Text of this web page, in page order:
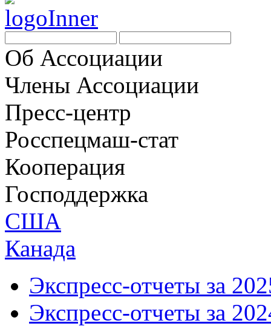
Об Ассоциации
Члены Ассоциации
Пресс-центр
Росспецмаш-стат
Кооперация
Господдержка
США
Канада
Экспресс-отчеты за
Экспресс-отчеты за